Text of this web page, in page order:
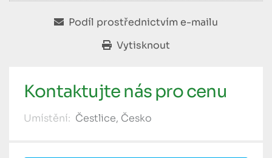
Podíl prostřednictvím e-mailu
Vytisknout
Kontaktujte nás pro cenu
Umístění: Čestlice, Česko